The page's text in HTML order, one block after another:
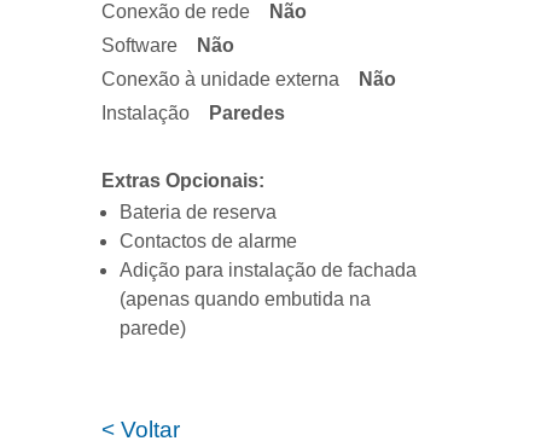
Conexão de rede
Não
Software
Não
Conexão à unidade externa
Não
Instalação
Paredes
Extras Opcionais:
Bateria de reserva
Contactos de alarme
Adição para instalação de fachada
(apenas quando embutida na
parede)
< Voltar